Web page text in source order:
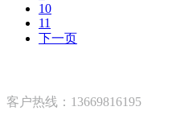
10
11
下一页
客户热线：13669816195